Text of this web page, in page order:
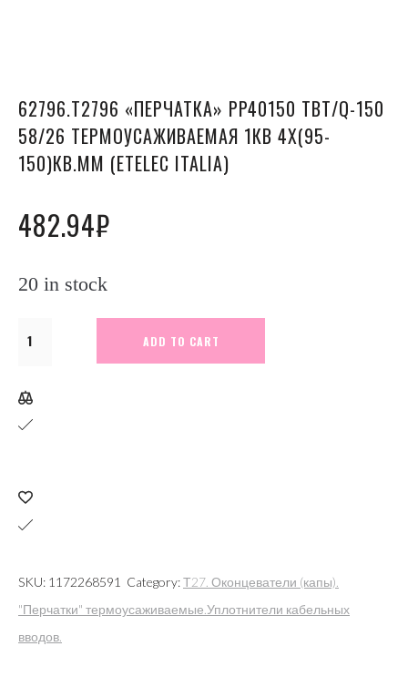
62796.Т2796 «ПЕРЧАТКА» PP40150 TBT/Q-150
58/26 ТЕРМОУСАЖИВАЕМАЯ 1КВ 4Х(95-
150)КВ.ММ (ETELEC ITALIA)
482.94₽
20 in stock
62796.Т2796
"Перчатка"
PP40150
термоусаживаемая
1кВ
150)кв.мм
(ETELEC
ITALIA)
ADD TO CART
SKU: 1172268591 Category:Т27. Оконцеватели (капы).
"Перчатки" термоусаживаемые.Уплотнители кабельных
вводов.